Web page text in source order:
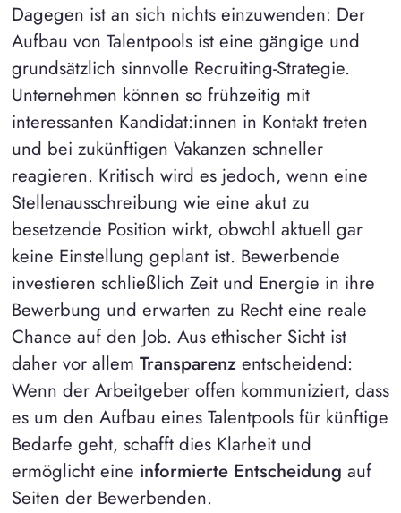
Dagegen ist an sich nichts einzuwenden: Der
Aufbau von Talentpools ist eine gängige und
grundsätzlich sinnvolle Recruiting-Strategie.
Unternehmen können so frühzeitig mit
interessanten Kandidat:innen in Kontakt treten
und bei zukünftigen Vakanzen schneller
reagieren. Kritisch wird es jedoch, wenn eine
Stellenausschreibung wie eine akut zu
besetzende Position wirkt, obwohl aktuell gar
keine Einstellung geplant ist. Bewerbende
investieren schließlich Zeit und Energie in ihre
Bewerbung und erwarten zu Recht eine reale
Chance auf den Job. Aus ethischer Sicht ist
daher vor allem Transparenzentscheidend:
Wenn der Arbeitgeber offen kommuniziert, dass
es um den Aufbau eines Talentpools für künftige
Bedarfe geht, schafft dies Klarheit und
ermöglicht eine informierte Entscheidung auf
Seiten der Bewerbenden.